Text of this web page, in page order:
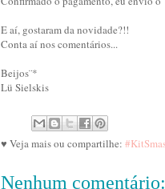
E aí, gostaram da novidade?!!
Conta aí nos comentários...
Beijos¨*
Lü Sielskis
♥ Veja mais ou compartilhe:
Nenhum comentário: